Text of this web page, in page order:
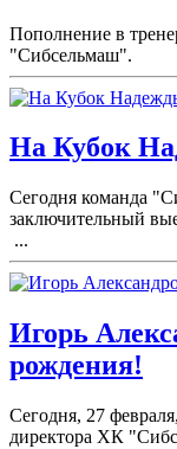
Пополнение в
"Сибсельмаш".
На Кубок
Сегодня команда
заключительный
...
Игорь
рождения!
Сегодня, 27
директора ХК